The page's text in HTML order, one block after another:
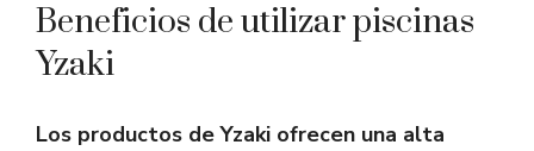
Beneficios de utilizar piscinas
Yzaki
Los productos de Yzaki ofrecen una alta